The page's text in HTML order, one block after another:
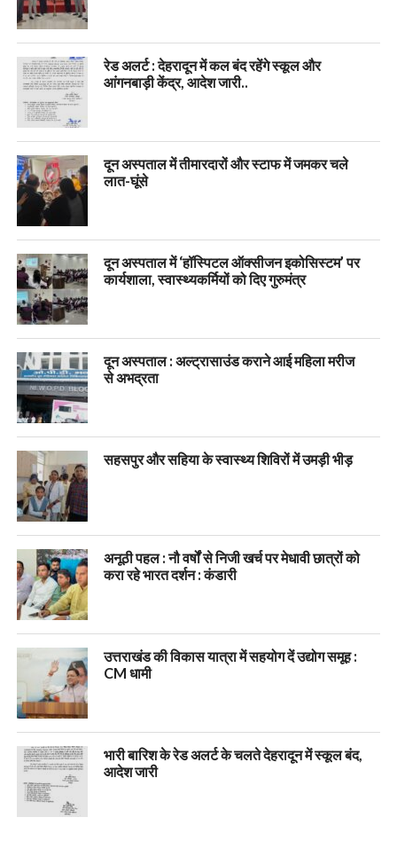
रेड अलर्ट : देहरादून में कल बंद रहेंगे स्कूल और
आंगनबाड़ी केंद्र, आदेश जारी..
दून अस्पताल में तीमारदारों और स्टाफ में जमकर चले
लात-घूंसे
दून अस्पताल में ‘हॉस्पिटल ऑक्सीजन इकोसिस्टम’ पर
कार्यशाला, स्वास्थ्यकर्मियों को दिए गुरुमंत्र
दून अस्पताल : अल्ट्रासाउंड कराने आई महिला मरीज
से अभद्रता
सहसपुर और सहिया के स्वास्थ्य शिविरों में उमड़ी भीड़
अनूठी पहल : नौ वर्षों से निजी खर्च पर मेधावी छात्रों को
करा रहे भारत दर्शन : कंडारी
उत्तराखंड की विकास यात्रा में सहयोग दें उद्योग समूह :
CM धामी
भारी बारिश के रेड अलर्ट के चलते देहरादून में स्कूल बंद,
आदेश जारी